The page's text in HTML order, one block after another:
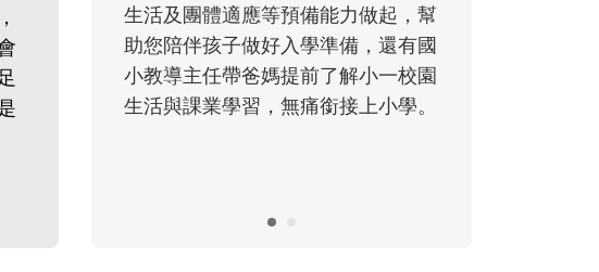
備能力做起，幫
學準備，還有國
前了解小一校園
痛銜接上小學。